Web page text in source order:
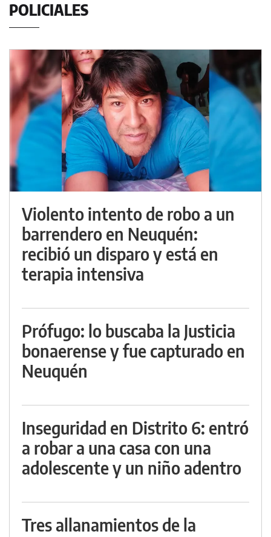
POLICIALES
Violento intento de robo a un
barrendero en Neuquén:
recibió un disparo y está en
terapia intensiva
Prófugo: lo buscaba la Justicia
bonaerense y fue capturado en
Neuquén
Inseguridad en Distrito 6: entró
a robar a una casa con una
adolescente y un niño adentro
Tres allanamientos de la